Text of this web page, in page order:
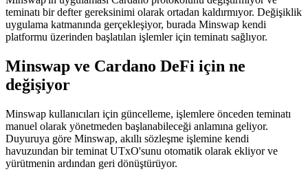
teminatı bir defter gereksinimi olarak ortadan kaldırmıyor. Değişiklik
uygulama katmanında gerçekleşiyor, burada Minswap kendi
platformu üzerinden başlatılan işlemler için teminatı sağlıyor.
Minswap ve Cardano DeFi için ne
değişiyor
Minswap kullanıcıları için güncelleme, işlemlere önceden teminatı
manuel olarak yönetmeden başlanabileceği anlamına geliyor.
Duyuruya göre Minswap, akıllı sözleşme işlemine kendi
havuzundan bir teminat UTxO'sunu otomatik olarak ekliyor ve
yürütmenin ardından geri dönüştürüyor.